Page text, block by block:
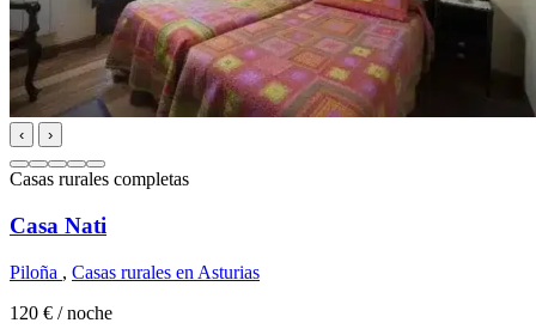
‹ ›
Casas rurales completas
Casa Nati
Piloña , Casas rurales en Asturias
120 € / noche